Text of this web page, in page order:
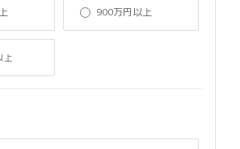
900万円以上
上